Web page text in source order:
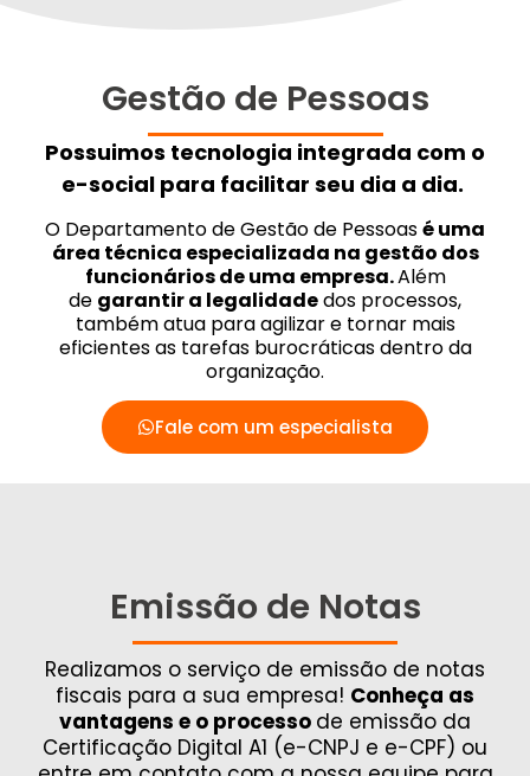
Gestão de Pessoas
Possuimos tecnologia integrada com o
e-social para facilitar seu dia a dia.
O Departamento de Gestão de Pessoasé uma
área técnica especializada na gestão dos
funcionários de uma empresa.Além
de garantir a legalidadedos processos,
também atua para agilizar e tornar mais
eficientes as tarefas burocráticas dentro da
organização.
Fale com um especialista
Emissão de Notas
Realizamos o serviço de emissão de notas
fiscais para a sua empresa! Conheça as
vantagens e o processo de emissão da
Certificação Digital A1 (e-CNPJ e e-CPF) ou